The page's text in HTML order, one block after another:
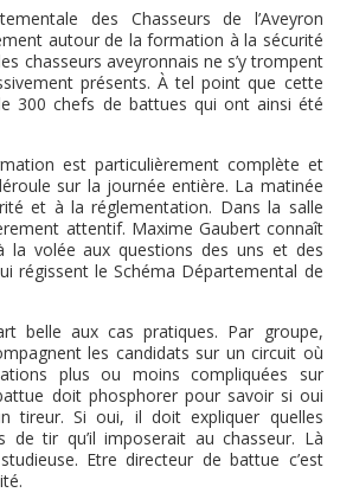
des Chasseurs de l’Aveyron
autour de la formation à la sécurité
chasseurs aveyronnais ne s’y trompent
présents. À tel point que cette
300 chefs de battues qui ont ainsi été
est particulièrement complète et
sur la journée entière. La matinée
et à la réglementation. Dans la salle
attentif. Maxime Gaubert connaît
la volée aux questions des uns et des
régissent le Schéma Départemental de
belle aux cas pratiques. Par groupe,
les candidats sur un circuit où
plus ou moins compliquées sur
doit phosphorer pour savoir si oui
tireur. Si oui, il doit expliquer quelles
de tir qu’il imposerait au chasseur. Là
Etre directeur de battue c’est